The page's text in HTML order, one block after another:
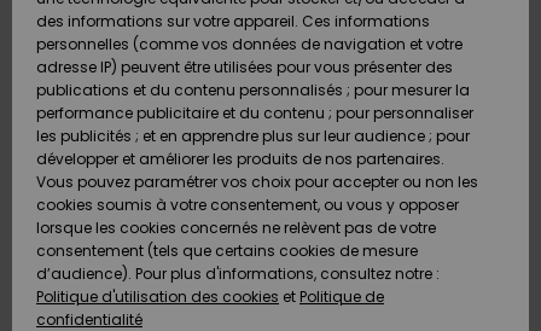
& Tongs
Surf
Snow
Nouveautés
& Tongs
Surf
Snow
Nouveautés
Découvrir
Snow
SURF
Highlights
Communauté
SNOW
Snow
Shop
Femme
A
Découvrir
Communauté
OUTLET
Outlet
Femme
AIDE &
CONTACT
Paiement
Carte
Cadeau
Quiksilver
Freedom
Protection
des
MAGASINS
des informations sur votre appareil. Ces informations
personnelles (comme vos données de navigation et votre
adresse IP) peuvent être utilisées pour vous présenter des
publications et du contenu personnalisés ; pour mesurer la
performance publicitaire et du contenu ; pour personnaliser
les publicités ; et en apprendre plus sur leur audience ; pour
développer et améliorer les produits de nos partenaires.
Vous pouvez paramétrer vos choix pour accepter ou non les
cookies soumis à votre consentement, ou vous y opposer
lorsque les cookies concernés ne relèvent pas de votre
consentement (tels que certains cookies de mesure
d’audience). Pour plus d'informations, consultez notre :
Politique d'utilisation des cookies et Politique de
confidentialité